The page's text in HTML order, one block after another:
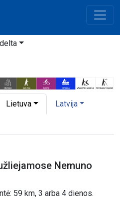
Lietuva Latvija
Nemuno
59 km, 3 arba 4 dienos.